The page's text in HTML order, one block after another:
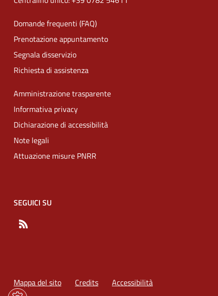
Domande frequenti (FAQ)
Prenotazione appuntamento
Segnala disservizio
Richiesta di assistenza
Amministrazione trasparente
Informativa privacy
Dichiarazione di accessibilità
Note legali
Attuazione misure PNRR
SEGUICI SU
Mappa del sito Credits Accessibilità